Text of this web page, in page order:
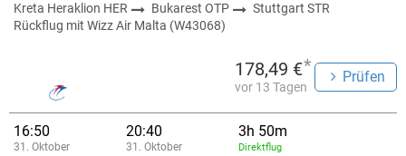
Kreta Heraklion HER Bukarest OTP
Stuttgart STR
Rückflug mit Wizz Air Malta (W43068)
178,49 €*
vor 13 Tagen
Prüfen
16:50
31. Oktober
20:40
31. Oktober
3h 50m
Direktflug